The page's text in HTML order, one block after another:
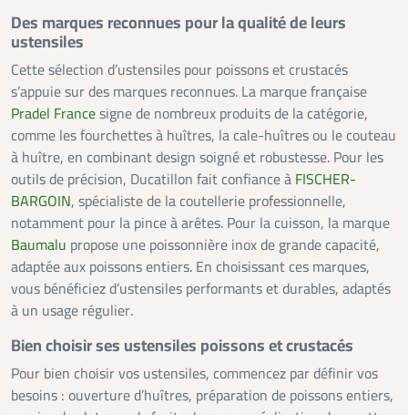
Des marques reconnues pour la qualité de leurs
ustensiles
Cette sélection d’ustensiles pour poissons et crustacés
s’appuie sur des marques reconnues. La marque française
Pradel Francesigne de nombreux produits de la catégorie,
comme les fourchettes à huîtres, la cale-huîtres ou le couteau
à huître, en combinant design soigné et robustesse. Pour les
outils de précision, Ducatillon fait confiance à FISCHER-
BARGOIN, spécialiste de la coutellerie professionnelle,
notamment pour la pince à arêtes. Pour la cuisson, la marque
Baumalu propose une poissonnière inox de grande capacité,
adaptée aux poissons entiers. En choisissant ces marques,
vous bénéficiez d’ustensiles performants et durables, adaptés
à un usage régulier.
Bien choisir ses ustensiles poissons et crustacés
Pour bien choisir vos ustensiles, commencez par définir vos
besoins : ouverture d’huîtres, préparation de poissons entiers,